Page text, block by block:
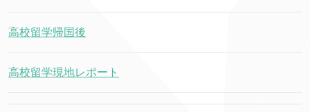
高校留学帰国後
高校留学現地レポート